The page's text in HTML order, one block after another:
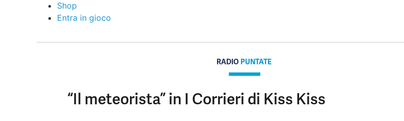
Shop
Entra in gioco
RADIO PUNTATE
“Il meteorista” in I Corrieri di Kiss Kiss